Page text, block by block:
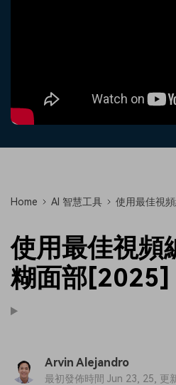
產品信息
Home AI 智慧工具 使用最佳視
使用最佳視頻
糊面部[2025]
Arvin Alejandro
最初發佈時間 Jun 23, 25, 更